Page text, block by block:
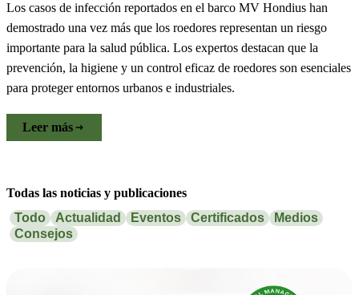
Los casos de infección reportados en el barco MV Hondius han
demostrado una vez más que los roedores representan un riesgo
importante para la salud pública. Los expertos destacan que la
prevención, la higiene y un control eficaz de roedores son esenciales
para proteger entornos urbanos e industriales.
Leer más
Todas las noticias y publicaciones
Todo
Actualidad Eventos Certificados
Medios
Consejos